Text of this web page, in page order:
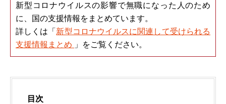
新型コロナウイルスの影響で無職になった人のため
に、国の支援情報をまとめています。
詳しくは「 新型コロナウイルスに関連して受けられる
支援情報まとめ 」をご覧ください。
目次